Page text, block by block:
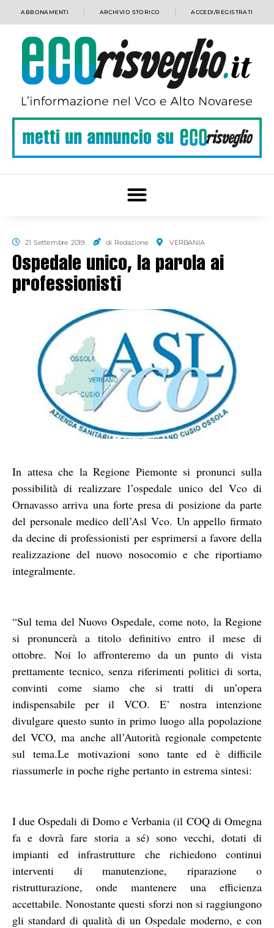
ABBONAMENTI ARCHIVIO STORICO ACCEDI/REGISTRATI
21 Settembre 2019 di Redazione VERBANIA
Ospedale unico, la parola ai
professionisti
In attesa che la Regione Piemonte si pronunci sulla
possibilità di realizzare l’ospedale unico del Vco di
Ornavasso arriva una forte presa di posizione da parte
del personale medico dell’Asl Vco. Un appello firmato
da decine di professionisti per esprimersi a favore della
realizzazione del nuovo nosocomio e che riportiamo
integralmente.
“Sul tema del Nuovo Ospedale, come noto, la Regione
si pronuncerà a titolo definitivo entro il mese di
ottobre. Noi lo affronteremo da un punto di vista
prettamente tecnico, senza riferimenti politici di sorta,
convinti come siamo che si tratti di un’opera
indispensabile per il VCO. E’ nostra intenzione
divulgare questo sunto in primo luogo alla popolazione
del VCO, ma anche all’Autorità regionale competente
sul tema.Le motivazioni sono tante ed è difficile
riassumerle in poche righe pertanto in estrema sintesi:
I due Ospedali di Domo e Verbania (il COQ di Omegna
fa e dovrà fare storia a sé) sono vecchi, dotati di
impianti ed infrastrutture che richiedono continui
interventi di manutenzione, riparazione o
ristrutturazione, onde mantenere una efficienza
accettabile. Nonostante questi sforzi non si raggiungono
gli standard di qualità di un Ospedale moderno, e con